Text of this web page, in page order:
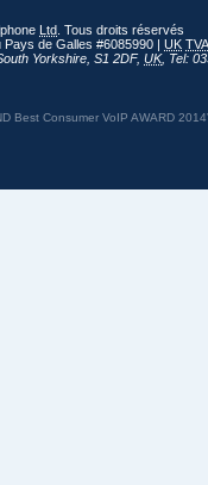
Ltd . Tous droits réservés
Pays de Galles #6085990 | UK TVA
Yorkshire S1 2DF, UK, Tel:
Best Consumer VoIP AWARD